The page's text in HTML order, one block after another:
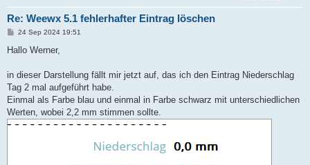
Re: Weewx 5.1 fehlerhafter Eintrag löschen
B
i
a
24 Sep 2024 19:51
Hallo Werner,
in dieser Darstellung fällt mir jetzt auf, das ich den Eintrag Niederschlag
Tag 2 mal aufgeführt habe.
Einmal als Farbe blau und einmal in Farbe schwarz mit unterschiedlichen
Werten, wobei 2,2 mm stimmen sollte.